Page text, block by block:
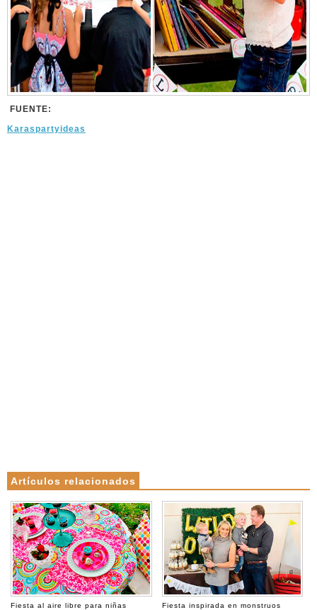
FUENTE:
Karaspartyideas
Artículos relacionados
Fiesta al aire libre para niñas Fiesta inspirada en monstruos